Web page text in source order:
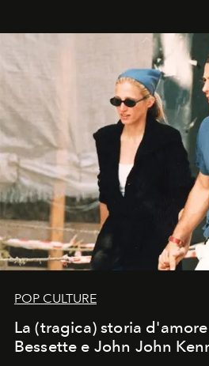
POP CULTURE
La (tragica) storia
Bessette e John John